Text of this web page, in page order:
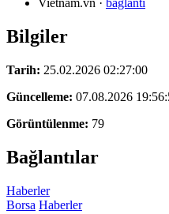
Vietnam.vn · baglanti
Bilgiler
Tarih: 25.02.2026 02:27:00
Güncelleme: 07.08.2026
Görüntülenme: 79
Bağlantılar
Haberler
Borsa Haberler